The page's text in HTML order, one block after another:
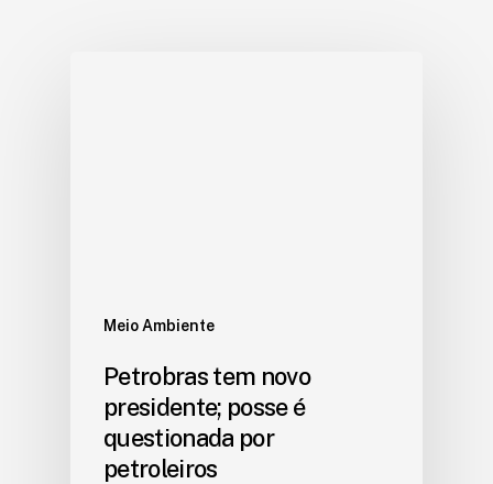
Meio Ambiente
Petrobras tem novo
presidente; posse é
questionada por
petroleiros